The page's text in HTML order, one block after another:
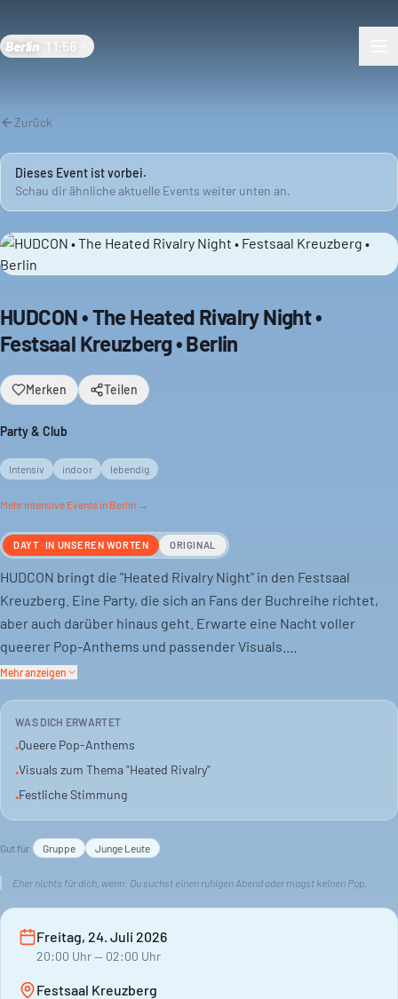
Berlin 11:56
Zurück
Dieses Event ist vorbei.
Schau dir ähnliche aktuelle Events weiter unten an.
HUDCON • The Heated Rivalry Night •
Festsaal Kreuzberg • Berlin
Merken Teilen
Party & Club
Intensiv indoor lebendig
Mehr intensive Events in Berlin →
DAYT · IN UNSEREN WORTEN ORIGINAL
HUDCON bringt die "Heated Rivalry Night" in den Festsaal
Kreuzberg. Eine Party, die sich an Fans der Buchreihe richtet,
aber auch darüber hinaus geht. Erwarte eine Nacht voller
queerer Pop-Anthems und passender Visuals.
Musik kommt von DJs, das Genre ist klar Pop. Eine gute
Gelegenheit, um mit Freunden auszugehen.
Party. Ein Abend, um zu feiern und die Nacht durchzutanzen.
Mehr anzeigen
WAS DICH ERWARTET
•Queere Pop-Anthems
•Visuals zum Thema "Heated Rivalry"
•Festliche Stimmung
Gut für Gruppe Junge Leute
Eher nichts für dich, wenn: Du suchst einen ruhigen Abend oder magst keinen Pop.
Freitag, 24. Juli 2026
20:00 Uhr— 02:00 Uhr
Festsaal Kreuzberg